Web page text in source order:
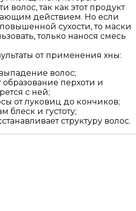
волос, так как этот продукт
действием. Но если
сухости, то маски
только нанося смесь
от применения хны:
волос;
перхоти и
с ней;
от луковиц до кончиков;
блеск и густоту;
структуру волос.